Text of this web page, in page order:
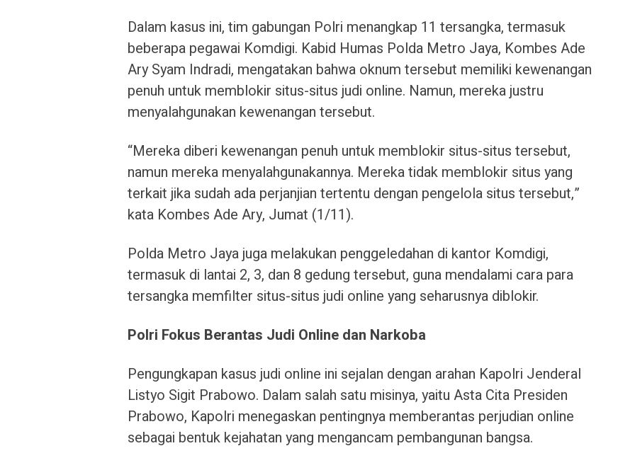
Dalam kasus ini, tim gabungan Polri menangkap 11 tersangka, termasuk
beberapa pegawai Komdigi. Kabid Humas Polda Metro Jaya, Kombes Ade
Ary Syam Indradi, mengatakan bahwa oknum tersebut memiliki kewenangan
penuh untuk memblokir situs-situs judi online. Namun, mereka justru
menyalahgunakan kewenangan tersebut.
“Mereka diberi kewenangan penuh untuk memblokir situs-situs tersebut,
namun mereka menyalahgunakannya. Mereka tidak memblokir situs yang
terkait jika sudah ada perjanjian tertentu dengan pengelola situs tersebut,”
kata Kombes Ade Ary, Jumat (1/11).
Polda Metro Jaya juga melakukan penggeledahan di kantor Komdigi,
termasuk di lantai 2, 3, dan 8 gedung tersebut, guna mendalami cara para
tersangka memfilter situs-situs judi online yang seharusnya diblokir.
Polri Fokus Berantas Judi Online dan Narkoba
Pengungkapan kasus judi online ini sejalan dengan arahan Kapolri Jenderal
Listyo Sigit Prabowo. Dalam salah satu misinya, yaitu Asta Cita Presiden
Prabowo, Kapolri menegaskan pentingnya memberantas perjudian online
sebagai bentuk kejahatan yang mengancam pembangunan bangsa.